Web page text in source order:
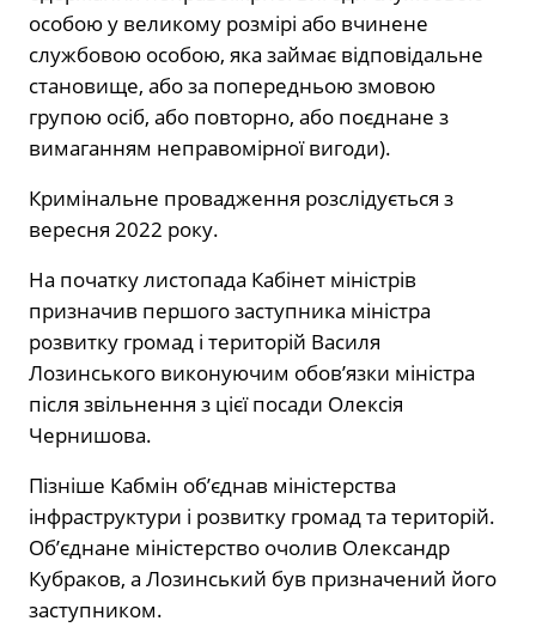
особою у великому розмірі або вчинене
службовою особою, яка займає відповідальне
становище, або за попередньою змовою
групою осіб, або повторно, або поєднане з
вимаганням неправомірної вигоди).
Кримінальне провадження розслідується з
вересня 2022 року.
На початку листопада Кабінет міністрів
призначив першого заступника міністра
розвитку громад і територій Василя
Лозинського виконуючим обов’язки міністра
після звільнення з цієї посади Олексія
Чернишова.
Пізніше Кабмін об’єднав міністерства
інфраструктури і розвитку громад та територій.
Об’єднане міністерство очолив Олександр
Кубраков, а Лозинський був призначений його
заступником.